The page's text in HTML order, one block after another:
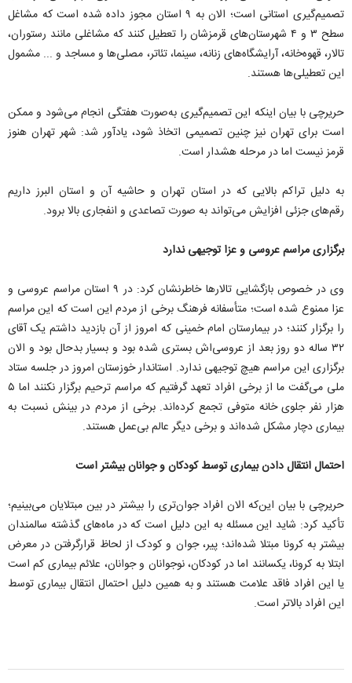
تصمیم‌‌گیری استانی است؛ الان به ۹ استان مجوز داده شده است که مشاغل
سطح ۳ و ۴ شهرستان‌‌های قرمزشان را تعطیل کنند که مشاغلی مانند رستوران،
تالار، قهوه‌‌خانه، آرایشگاه‌‌های زنانه، سینما، تئاتر، مصلی‌‌ها و مساجد و ... مشمول
این تعطیلی‌‌ها هستند.
حریرچی با بیان اینکه این تصمیم‌‌گیری به‌‌صورت هفتگی انجام می‌‌شود و ممکن
است برای تهران نیز چنین تصمیمی اتخاذ شود، یادآور شد: شهر تهران هنوز
قرمز نیست اما در مرحله هشدار است.
به دلیل تراکم بالایی که در استان تهران و حاشیه آن و استان البرز داریم
رقم‌‌های جزئی افزایش می‌‌تواند به صورت تصاعدی و انفجاری بالا برود.
برگزاری مراسم عروسی و عزا توجیهی ندارد
وی در خصوص بازگشایی تالارها خاطرنشان کرد: در ۹ استان مراسم عروسی و
عزا ممنوع شده است؛ متأسفانه فرهنگ برخی از مردم این است که این مراسم
را برگزار کنند؛ در بیمارستان امام خمینی که امروز از آن بازدید داشتم یک آقای
۳۲ ساله دو روز بعد از عروسی‌‌اش بستری شده بود و بسیار بدحال بود و الان
برگزاری این مراسم هیچ توجیهی ندارد. استاندار خوزستان امروز در جلسه ستاد
ملی می‌‌گفت ما از برخی افراد تعهد گرفتیم که مراسم ترحیم برگزار نکنند اما ۵
هزار نفر جلوی خانه متوفی تجمع کرده‌‌اند. برخی از مردم در بینش نسبت به
بیماری دچار مشکل شده‌‌اند و برخی دیگر عالم بی‌‌عمل هستند.
احتمال انتقال دادن بیماری توسط کودکان و جوانان بیشتر است
حریرچی با بیان این‌‌که الان افراد جوان‌‌تری را بیشتر در بین مبتلایان می‌‌بینیم؛
تأکید کرد: شاید این مسئله به این دلیل است که در ماه‌‌های گذشته سالمندان
بیشتر به کرونا مبتلا شده‌‌اند؛ پیر، جوان و کودک از لحاظ قرارگرفتن در معرض
ابتلا به کرونا، یکسانند اما در کودکان، نوجوانان و جوانان، علائم بیماری کم است
یا این افراد فاقد علامت هستند و به همین دلیل احتمال انتقال بیماری توسط
این افراد بالاتر است.